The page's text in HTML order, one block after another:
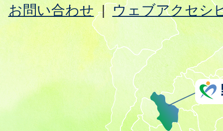
お問い合わせ ウェブアクセシ